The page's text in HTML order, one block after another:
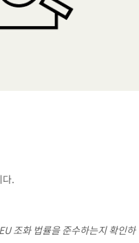
다.
조화 법률을 준수하는지 확인하